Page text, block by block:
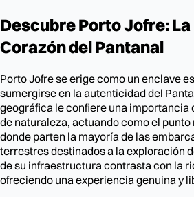
Descubre Porto Jofre:
Corazón del Pantanal
Porto Jofre se erige como un enclave
sumergirse en la autenticidad del
geográfica le confiere una importancia
de naturaleza, actuando como el
donde parten la mayoría de las
terrestres destinados a la exploración
de su infraestructura contrasta con la
ofreciendo una experiencia genuina y